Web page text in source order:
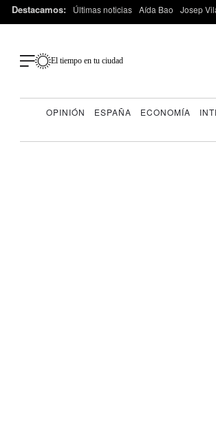
Destacamos: Últimas noticias Aída Bao Josep
El tiempo en tu ciudad
OPINIÓN ESPAÑA ECONOMÍA